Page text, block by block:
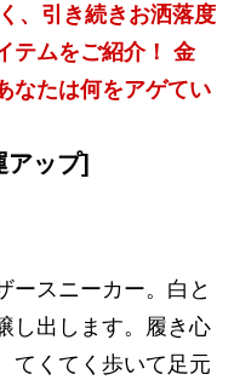
、引き続きお洒落度
テムをご紹介！ 金
なたは何をアゲてい
ップ]
ースニーカー。白と
し出します。履き心
てくてく歩いて足元